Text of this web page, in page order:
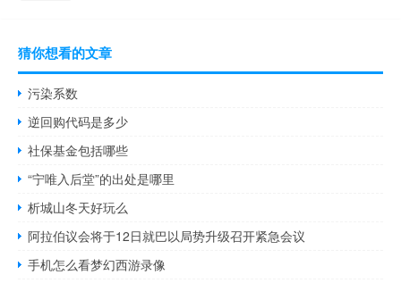
猜你想看的文章
污染系数
逆回购代码是多少
社保基金包括哪些
“宁唯入后堂”的出处是哪里
析城山冬天好玩么
阿拉伯议会将于12日就巴以局势升级召开紧急会议
手机怎么看梦幻西游录像